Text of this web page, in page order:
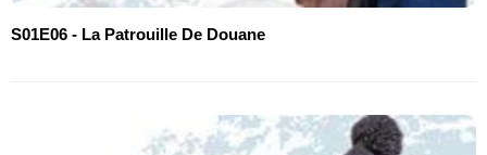
S01E06 - La Patrouille De Douane